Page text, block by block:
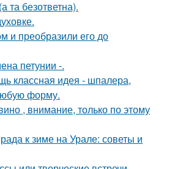
та безответна).
и преобразили его до
петунии -.
классная идея - шпалера,
форму.
, внимание, только по этому
к зиме на Урале: советы и